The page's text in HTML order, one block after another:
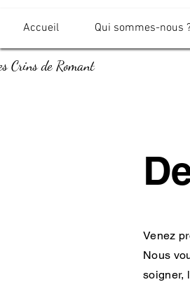
Accueil Qui sommes-nous
Crins de Romant
Venez
Nous
soigner,